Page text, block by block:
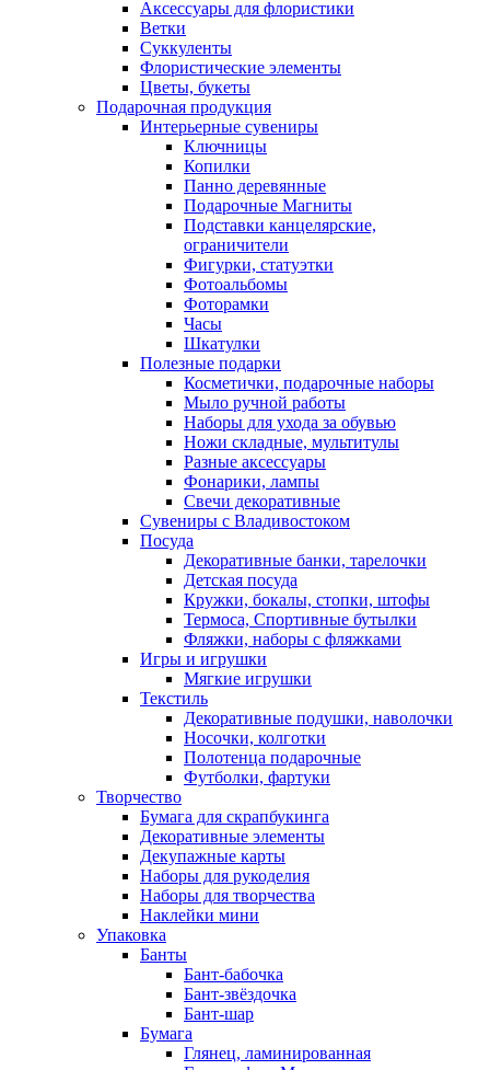
Аксессуары для флористики
Ветки
Суккуленты
Флористические элементы
Цветы, букеты
Подарочная продукция
Интерьерные сувениры
Ключницы
Копилки
Панно деревянные
Подарочные Магниты
Подставки канцелярские,
ограничители
Фигурки, статуэтки
Фотоальбомы
Фоторамки
Часы
Шкатулки
Полезные подарки
Косметички, подарочные наборы
Мыло ручной работы
Наборы для ухода за обувью
Ножи складные, мультитулы
Разные аксессуары
Фонарики, лампы
Свечи декоративные
Сувениры с Владивостоком
Посуда
Декоративные банки, тарелочки
Детская посуда
Кружки, бокалы, стопки, штофы
Термоса, Спортивные бутылки
Фляжки, наборы с фляжками
Игры и игрушки
Мягкие игрушки
Текстиль
Декоративные подушки, наволочки
Носочки, колготки
Полотенца подарочные
Футболки, фартуки
Творчество
Бумага для скрапбукинга
Декоративные элементы
Декупажные карты
Наборы для рукоделия
Наборы для творчества
Наклейки мини
Упаковка
Банты
Бант-бабочка
Бант-звёздочка
Бант-шар
Бумага
Глянец, ламинированная